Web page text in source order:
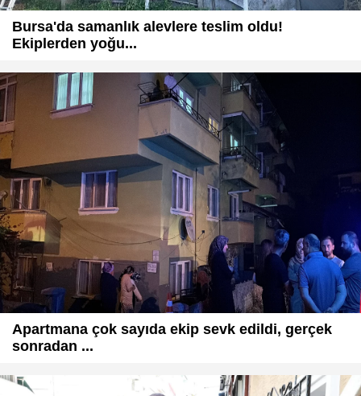
Bursa'da samanlık alevlere teslim oldu!
Ekiplerden yoğu...
Apartmana çok sayıda ekip sevk edildi, gerçek
sonradan ...